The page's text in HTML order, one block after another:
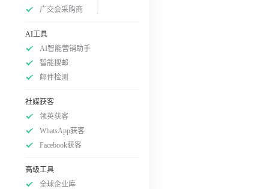
广交会采购商
AI工具
AI智能营销助手
智能搜邮
邮件检测
社媒获客
领英获客
WhatsApp获客
Facebook获客
高级工具
全球企业库